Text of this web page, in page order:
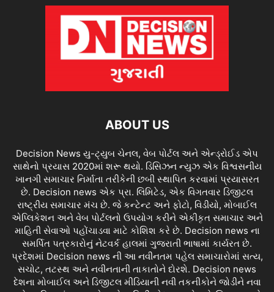
ABOUT US
Decision News યુ-ટ્યુબ ચેનલ, વેબ પોર્ટલ અને એન્ડ્રોઈડ એપ
સાથેનો પ્રયાસ 2020માં શરૂ થયો. ડિસિઝન ન્યુઝ એક વિશ્વસનીય
ખાનગી સમાચાર નિર્માતા તરીકેની છબી સ્થાપિત કરવામાં પ્રયાસરત
છે. Decision news એક પ્રા. લિમિટેડ, એક વિગતવાર ડિજીટલ
રાષ્ટ્રીય સમાચાર મંચ છે. જે કન્ટેન્ટ અને ફોટો, વિડીયો, મોબાઈલ
એપ્લિકેશન અને વેબ પોર્ટલનો ઉપયોગ કરીને એકીકૃત સમાચાર અને
માહિતી સેવાઓ પહોંચાડવા માટે કોશિશ કરે છે. Decision news ના
સમર્પિત પત્રકારોનું નેટવર્ક હાલમાં ગુજરાતી ભાષામાં કાર્યરત છે.
પ્રદેશમાં Decision news ની આ નવીનતમ પહેલ સમાચારોમાં સત્ય,
સચોટ, તટસ્થ અને નવીનતાની તાકાતોને દોરશે. Decision news
દેશના મોબાઈલ અને ડિજીટલ મીડિયાની નવી તકનીકોને જોડીને નવા